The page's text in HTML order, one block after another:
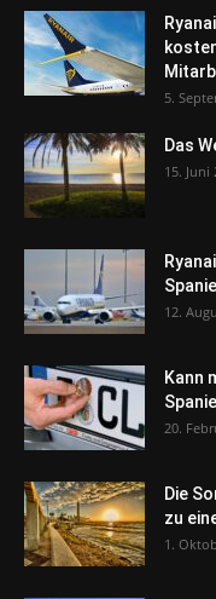
5.
Das
15. Juni
12.
Kann
20.
Die
zu
1.